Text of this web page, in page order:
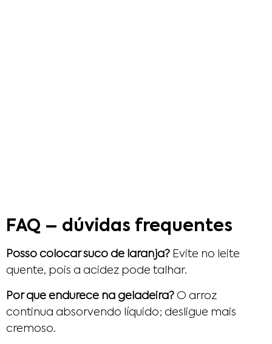
FAQ – dúvidas frequentes
Posso colocar suco de laranja? Evite no leite
quente, pois a acidez pode talhar.
Por que endurece na geladeira? O arroz
continua absorvendo líquido; desligue mais
cremoso.